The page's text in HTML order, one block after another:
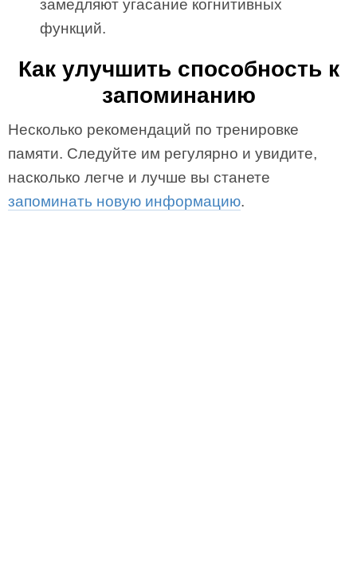
замедляют угасание когнитивных
функций.
Как улучшить способность к
запоминанию
Несколько рекомендаций по тренировке
памяти. Следуйте им регулярно и увидите,
насколько легче и лучше вы станете
запоминать новую информацию.